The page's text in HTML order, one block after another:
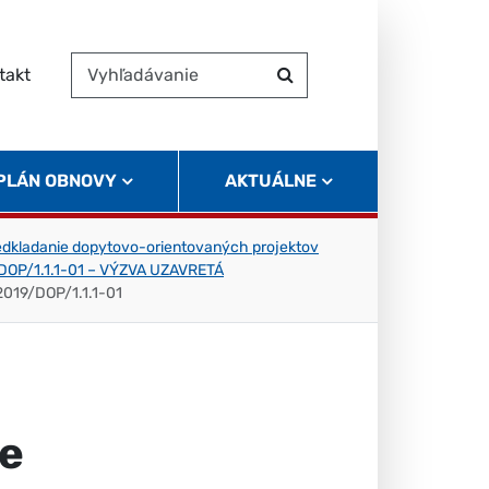
Vyhľadávanie
Hľadať
OBNOVY AKTUÁLNE
dopytovo-orientovaných projektov
1.1.1-01 – VÝZVA UZAVRETÁ
DOP/1.1.1-01